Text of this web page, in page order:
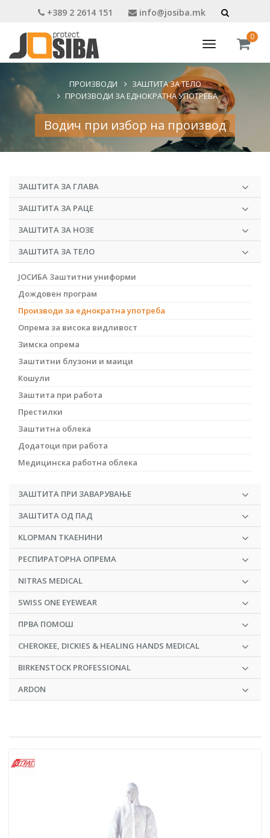
+389 2 2614 151 info@josiba.mk
Toggle
navigation
0
ПРОИЗВОДИ
ЗАШТИТА ЗА ТЕЛО
ПРОИЗВОДИ ЗА ЕДНОКРАТНА УПОТРЕБА
Водич при избор на производ
ЗАШТИТА ЗА ГЛАВА
ЗАШТИТА ЗА РАЦЕ
ЗАШТИТА ЗА НОЗЕ
ЗАШТИТА ЗА ТЕЛО
ЈОСИБА Заштитни униформи
Дождовен програм
Производи за еднократна употреба
Опрема за висока видливост
Зимска опрема
Заштитни блузони и маици
Кошули
Заштита при работа
Престилки
Заштитна облека
Додатоци при работа
Медицинска работна облека
ЗАШТИТА ПРИ ЗАВАРУВАЊЕ
ЗАШТИТА ОД ПАД
KLOPMAN ТКАЕНИНИ
РЕСПИРАТОРНА ОПРЕМА
NITRAS MEDICAL
SWISS ONE EYEWEAR
ПРВА ПОМОШ
CHEROKEE, DICKIES & HEALING HANDS MEDICAL
BIRKENSTOCK PROFESSIONAL
ARDON